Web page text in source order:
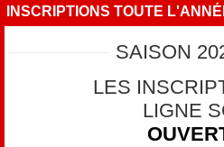
INSCRIPTIONS TOUTE
SAISON
LES
LIGNE